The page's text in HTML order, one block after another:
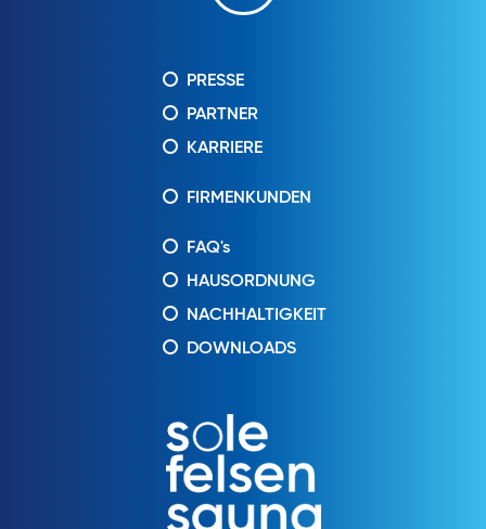
PRESSE
PARTNER
KARRIERE
FIRMENKUNDEN
FAQ's
HAUSORDNUNG
NACHHALTIGKEIT
DOWNLOADS